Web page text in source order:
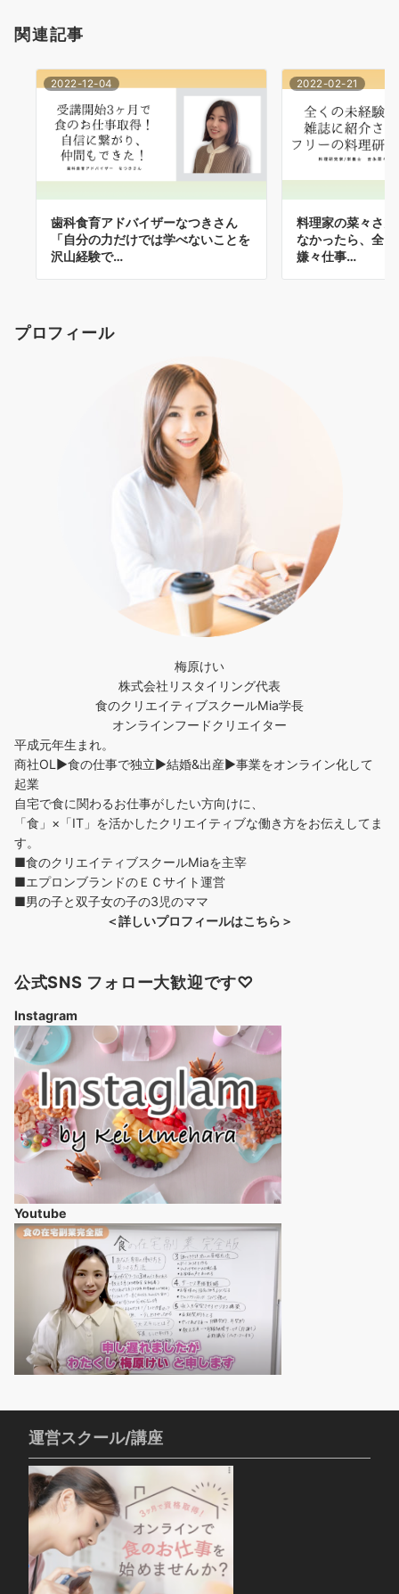
関連記事
2022-12-04
歯科食育アドバイザーなつきさん
「自分の力だけでは学べないことを
沢山経験で…
2022-02-21
料理家の菜々さ
なかったら、全
嫌々仕事…
プロフィール
梅原けい
株式会社リスタイリング代表
食のクリエイティブスクールMia学長
オンラインフードクリエイター
平成元年生まれ。
商社OL▶︎食の仕事で独立▶︎結婚&出産▶︎事業をオンライン化して
起業
自宅で食に関わるお仕事がしたい方向けに、
「食」×「IT」を活かしたクリエイティブな働き方をお伝えしてま
す。
■食のクリエイティブスクールMiaを主宰
■エプロンブランドのＥＣサイト運営
■男の子と双子女の子の3児のママ
＜詳しいプロフィールはこちら＞
公式SNS フォロー大歓迎です♡
Instagram
Youtube
運営スクール/講座